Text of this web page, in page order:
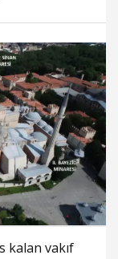
kalan vakıf